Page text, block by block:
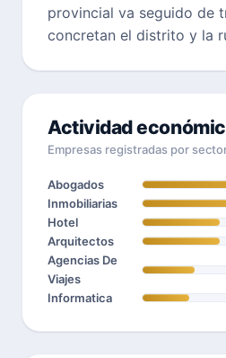
provincial va seguido de
concretan el distrito y la
Actividad
Empresas registradas por
Abogados
Inmobiliarias
Hotel
Arquitectos
Agencias De
Viajes
Informatica